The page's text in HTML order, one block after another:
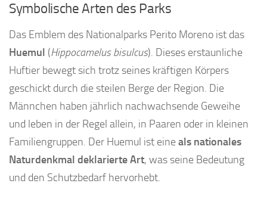
Symbolische Arten des Parks
Das Emblem des Nationalparks Perito Moreno ist das
Huemul (Hippocamelus bisulcus). Dieses erstaunliche
Huftier bewegt sich trotz seines kräftigen Körpers
geschickt durch die steilen Berge der Region. Die
Männchen haben jährlich nachwachsende Geweihe
und leben in der Regel allein, in Paaren oder in kleinen
Familiengruppen. Der Huemul ist eineals nationales
Naturdenkmal deklarierte Art, was seine Bedeutung
und den Schutzbedarf hervorhebt.